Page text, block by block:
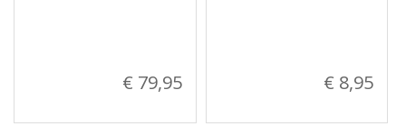
€ 79,95 € 8,95